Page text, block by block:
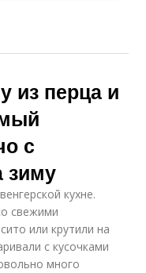
из перца и
с
зиму
кухне.
свежими
или крутили на
с кусочками
много